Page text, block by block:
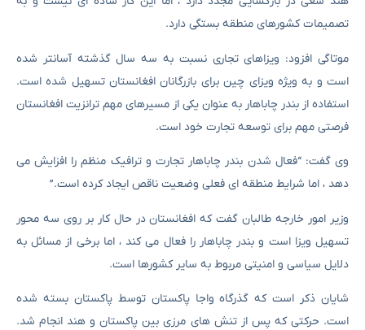
تصمیمات کشورهای منطقه بستگی دارد.
موتاگی افزود: ویزاهای تجاری نسبت به سه سال گذشته آسانتر شده
است و به ویژه ویزای چین برای بازرگانان افغانستان تسهیل شده است.
استفاده از بندر چاباهار به عنوان یکی از مسیرهای مهم ترانزیت افغانستان
فرصتی مهم برای توسعه تجارت خود است.
وی گفت: “فعال شدن بندر چاباهار تجارت و ترافیک منظم را افزایش می
دهد ، اما شرایط منطقه ای فعلی وضعیت ناقص ایجاد کرده است.”
وزیر امور خارجه طالبان گفت که افغانستان در حال کار بر روی سه محور
تسهیل ویزا است و بندر چاباهار را فعال می کند ، اما برخی از مسائل به
دلایل سیاسی و امنیتی مربوط به سایر کشورها است.
شایان ذکر است که گذرگاه واجا پاکستان توسط پاکستان بسته شده
است. حرکتی که پس از تنش های مرزی بین پاکستان و هند انجام شد.